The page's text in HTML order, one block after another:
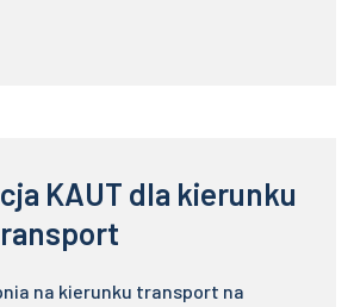
KAUT dla kierunku
na kierunku transport na